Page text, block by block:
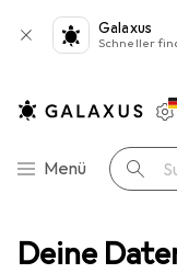
Deine
Galaxus
Schneller
Navigation nach
Menü Suche
Zubehör